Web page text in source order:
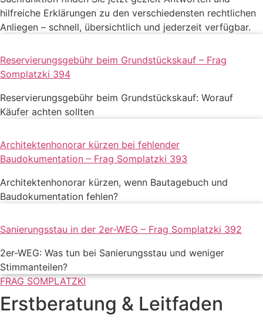
hilfreiche Erklärungen zu den verschiedensten rechtlichen
Anliegen – schnell, übersichtlich und jederzeit verfügbar.
Reservierungsgebühr beim Grundstückskauf – Frag
Somplatzki 394
Reservierungsgebühr beim Grundstückskauf: Worauf
Käufer achten sollten
Architektenhonorar kürzen bei fehlender
Baudokumentation – Frag Somplatzki 393
Architektenhonorar kürzen, wenn Bautagebuch und
Baudokumentation fehlen?
Sanierungsstau in der 2er-WEG – Frag Somplatzki 392
2er-WEG: Was tun bei Sanierungsstau und weniger
Stimmanteilen?
FRAG SOMPLATZKI
Erstberatung & Leitfaden